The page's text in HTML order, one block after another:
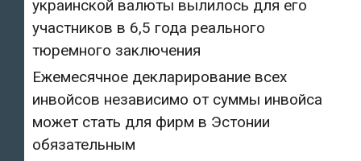
украинской валюты вылилось для его
участников в 6,5 года реального
тюремного заключения
Ежемесячное декларирование всех
инвойсов независимо от суммы инвойса
может стать для фирм в Эстонии
обязательным